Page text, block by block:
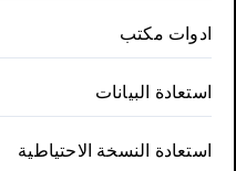
ادوات مكتب
استعادة البيانات
استعادة النسخة الاحتياطية